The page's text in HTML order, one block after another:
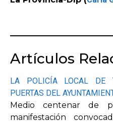
Artículos
LA POLICÍA LOCAL DE
PUERTAS DEL
Medio centenar de
manifestación